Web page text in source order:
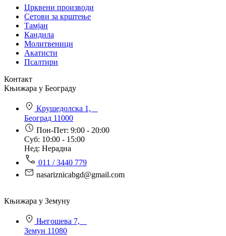
Црквени производи
Сетови за крштење
Тамјан
Кандила
Молитвеници
Акатисти
Псалтири
Контакт
Књижара у Београду
Крушедолска 1,
Београд 11000
Пон-Пет: 9:00 - 20:00
Суб: 10:00 - 15:00
Нед: Нерадна
011 / 3440 779
nasariznicabgd@gmail.com
Књижара у Земуну
Његошева 7,
Земун 11080